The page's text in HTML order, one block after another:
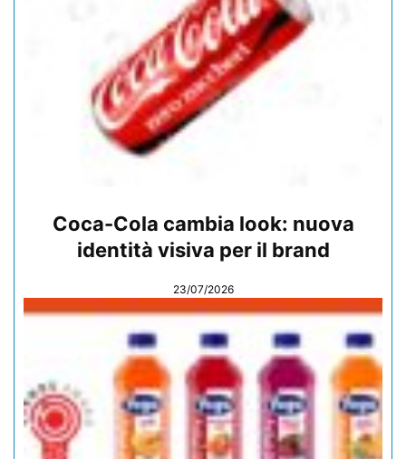
Coca-Cola cambia look: nuova
identità visiva per il brand
23/07/2026